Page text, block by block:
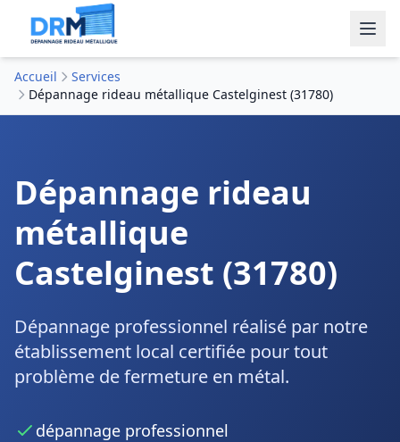
Accueil
Services
Dépannage rideau métallique Castelginest (31780)
Dépannage rideau
métallique
Castelginest (31780)
Dépannage professionnel réalisé par notre
établissement local certifiée pour tout
problème de fermeture en métal.
dépannage professionnel